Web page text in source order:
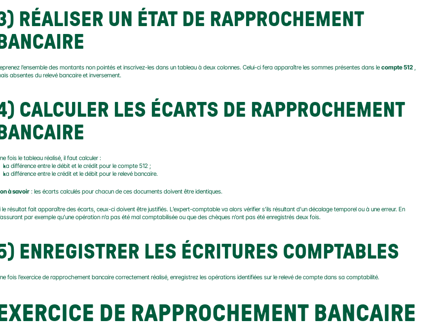
RÉALISER UN ÉTAT DE RAPPROCHEMENT
BANCAIRE
l’ensemble des montants non pointés et inscrivez-les dans un tableau à deux colonnes. Celui-ci fera apparaître les sommes présentes dans le compte 512 ,
absentes du relevé bancaire et inversement.
CALCULER LES ÉCARTS DE RAPPROCHEMENT
BANCAIRE
fois le tableau réalisé, il faut calculer :
La différence entre le débit et le crédit pour le compte 512 ;
La différence entre le crédit et le débit pour le relevé bancaire.
à savoir : les écarts calculés pour chacun de ces documents doivent être identiques.
le résultat fait apparaître des écarts, ceux-ci doivent être justifiés. L’expert-comptable va alors vérifier s’ils résultant d’un décalage temporel ou à une erreur. En
par exemple qu’une opération n’a pas été mal comptabilisée ou que des chèques n’ont pas été enregistrés deux fois.
ENREGISTRER LES ÉCRITURES COMPTABLES
fois l’exercice de rapprochement bancaire correctement réalisé, enregistrez les opérations identifiées sur le relevé de compte dans sa comptabilité.
EXERCICE DE RAPPROCHEMENT BANCAIRE